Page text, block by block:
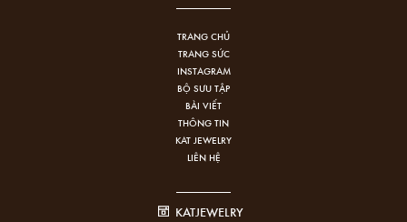
TRANG CHỦ
TRANG SỨC
INSTAGRAM
BỘ SƯU TẬP
BÀI VIẾT
THÔNG TIN
KAT JEWELRY
LIÊN HỆ
KATJEWELRY